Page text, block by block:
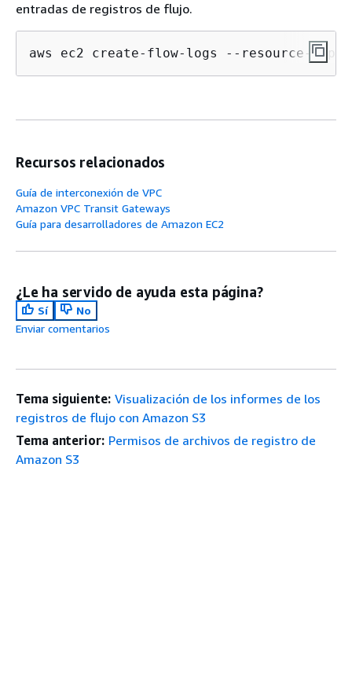
entradas de registros de flujo.
aws ec2 create-flow-logs --resource-type
Recursos relacionados
Guía de interconexión de VPC
Amazon VPC Transit Gateways
Guía para desarrolladores de Amazon EC2
¿Le ha servido de ayuda esta página?
Sí
No
Enviar comentarios
Tema siguiente: Visualización de los informes de los
registros de flujo con Amazon S3
Tema anterior: Permisos de archivos de registro de
Amazon S3